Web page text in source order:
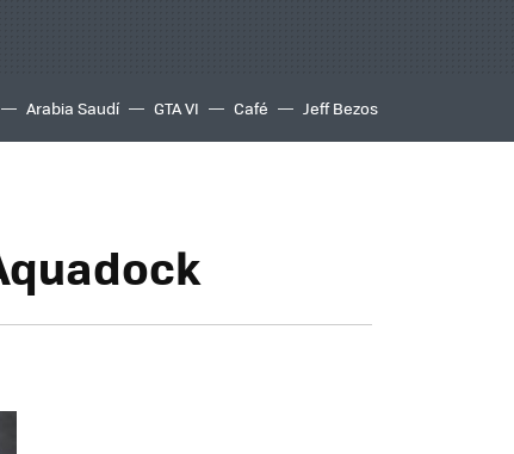
Arabia Saudí GTA VI Café Jeff Bezos